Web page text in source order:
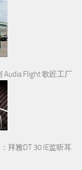
Flight 歌匠工厂
拜雅DT 30 IE监听耳